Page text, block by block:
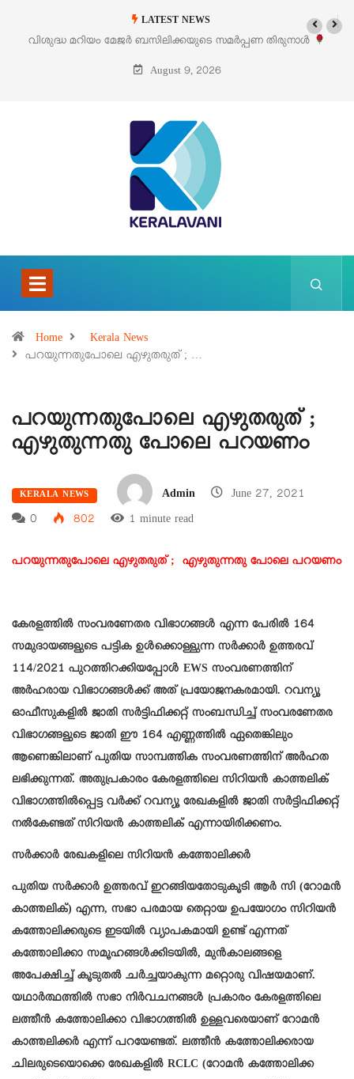
LATEST NEWS
‘പെറ്റൽസ്’ ലൈഫ് സ്റ്റൈൽ എക്സിബിഷനും സെയിലും ഓഗസ്റ്റ്
പെരുമാനൂരിൽ
August 9, 2026
Home
Kerala News
പറയുന്നതുപോലെ എഴുതരുത് ; …
പറയുന്നതുപോലെ എഴുതരുത് ;
എഴുതുന്നതു പോലെ പറയണം
KERALA NEWS Admin
June 27, 2021
0
802 1 minute read
പറയുന്നതുപോലെ എഴുതരുത് ; എഴുതുന്നതു പോലെ പറയണം
കേരളത്തിൽ സംവരണേതര വിഭാഗങ്ങൾ എന്ന പേരിൽ 164
സമുദായങ്ങളുടെ പട്ടിക ഉൾക്കൊള്ളുന്ന സർക്കാർ ഉത്തരവ്
114/2021 പുറത്തിറക്കിയപ്പോൾ EWS സംവരണത്തിന്
അർഹരായ വിഭാഗങ്ങൾക്ക് അത് പ്രയോജനകരമായി. റവന്യൂ
ഓഫീസുകളിൽ ജാതി സർട്ടിഫിക്കറ്റ് സംബന്ധിച്ച് സംവരണേതര
വിഭാഗങ്ങളുടെ ജാതി ഈ 164 എണ്ണത്തിൽ ഏതെങ്കിലും
ആണെങ്കിലാണ് പുതിയ സാമ്പത്തിക സംവരണത്തിന് അർഹത
ലഭിക്കുന്നത്. അതുപ്രകാരം കേരളത്തിലെ സിറിയൻ കാത്തലിക്
വിഭാഗത്തിൽപ്പെട്ട വർക്ക് റവന്യൂ രേഖകളിൽ ജാതി സർട്ടിഫിക്കറ്റ്
നൽകേണ്ടത് സിറിയൻ കാത്തലിക് എന്നായിരിക്കണം.
സർക്കാർ രേഖകളിലെ സിറിയൻ കത്തോലിക്കർ
പുതിയ സർക്കാർ ഉത്തരവ് ഇറങ്ങിയതോടുകൂടി ആർ സി (റോമൻ
കാത്തലിക്) എന്ന, സഭാ പരമായ തെറ്റായ ഉപയോഗം സിറിയൻ
കത്തോലിക്കരുടെ ഇടയിൽ വ്യാപകമായി ഉണ്ട് എന്നത്
കത്തോലിക്കാ സമൂഹങ്ങൾക്കിടയിൽ, മുൻകാലങ്ങളെ
അപേക്ഷിച്ച് കൂടുതൽ ചർച്ചയാകുന്ന മറ്റൊരു വിഷയമാണ്.
യഥാർത്ഥത്തിൽ സഭാ നിർവചനങ്ങൾ പ്രകാരം കേരളത്തിലെ
ലത്തീൻ കത്തോലിക്കാ വിഭാഗത്തിൽ ഉള്ളവരെയാണ് റോമൻ
കാത്തലിക്കർ എന്ന് പറയേണ്ടത്. ലത്തീൻ കത്തോലിക്കരായ
ചിലരുടെയൊക്കെ രേഖകളിൽ RCLC (റോമൻ കത്തോലിക്ക